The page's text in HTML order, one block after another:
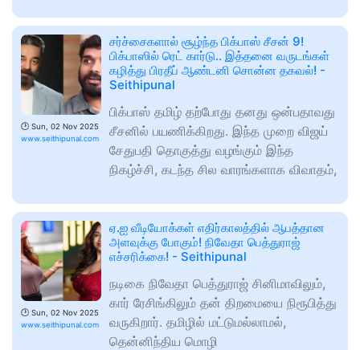
🕑 Sun, 02 Nov 2025
www.seithipunal.com
சர்ச்சைகளால் சூழ்ந்த பிக்பாஸ் சீசன் 9!
பிக்பாஸில் ரெட் கார்டு.. இத்தனை வருடங்கள்
கழித்து பிரதீப் ஆண்டனி சொன்ன தகவல்! -
Seithipunal
பிக்பாஸ் தமிழ் தற்போது தனது ஒன்பதாவது
சீசனில் பயணிக்கிறது. இந்த முறை விஜய்
சேதுபதி தொகுத்து வழங்கும் இந்த
நிகழ்ச்சி, கடந்த சில வாரங்களாக விவாதம்,
🕑 Sun, 02 Nov 2025
www.seithipunal.com
ஏ.ஐ வீடியோக்கள் எதிர்காலத்தில் ஆபத்தான
அளவுக்கு போகும்! நிவேதா பெத்துராஜ்
எச்சரிக்கை! - Seithipunal
நடிகை நிவேதா பெத்துராஜ் சினிமாவிலும்,
கார் ரேசிங்கிலும் தன் திறமையை நிரூபித்து
வருகிறார். தமிழில் மட்டுமல்லாமல்,
தென்னிந்திய மொழி